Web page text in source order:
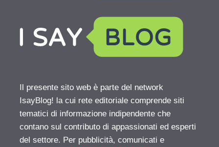
Il presente sito web è parte del network
IsayBlog! la cui rete editoriale comprende siti
tematici di informazione indipendente che
contano sul contributo di appassionati ed esperti
del settore. Per pubblicità, comunicati e